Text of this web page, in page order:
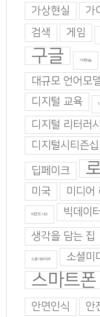
가상현실 가
검색
게임
구글 기계학습
대규모 언어모
디지털 교육
디지털 리터러시
디지털시티즌십
딥페이크
미국
미디어
비판적 사고 빅데이터
생각을 담는 집
소셜 네트워크 소셜미
스마트폰
안면인식
안